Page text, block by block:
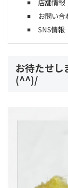
店舗情報
お問い合
SNS情報
お待たせし
(^^)/